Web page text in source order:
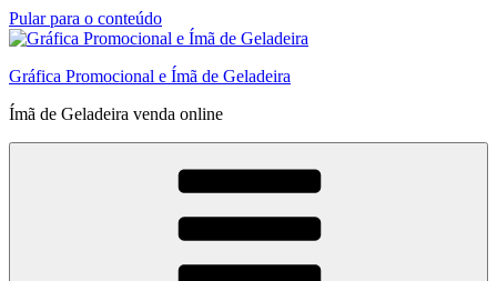
Pular para o conteúdo
Gráfica Promocional e Ímã de Geladeira
Ímã de Geladeira venda online